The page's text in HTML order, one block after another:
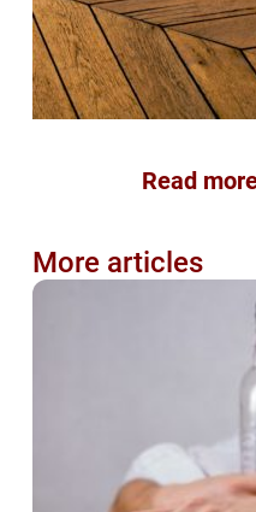
Read
More articles